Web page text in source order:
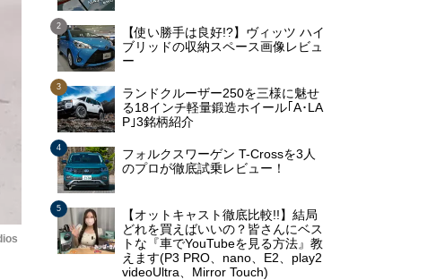
【使い勝手は良好!?】ヴィッツ ハイ
ブリッドの収納スペース画像レビュ
ー
ランドクルーザー250を三様に魅せ
る18インチ軽量鍛造ホイール｢A･LA
P｣3銘柄紹介
フォルクスワーゲン T-Crossを3人
のプロが徹底試乗レビュー！
【オットキャスト徹底比較!!】結局
どれを買えばいいの？皆さんにベス
トな『車でYouTubeを見る方法』教
えます(P3 PRO、nano、E2、play2
videoUltra、Mirror Touch)